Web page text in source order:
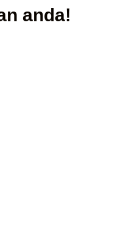
anda!